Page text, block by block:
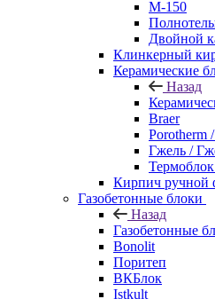
М-150
Двойной
Клинкерный
Керамические
Назад
Braer
Porotherm
Гжель /
Кирпич ручной
Газобетонные блоки
Назад
Газобетонные
Bonolit
Поритеп
ВКБлок
Istkult